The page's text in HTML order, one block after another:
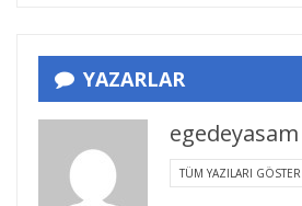
YAZARLAR
egedeyasam
TÜM YAZILARI GÖSTER